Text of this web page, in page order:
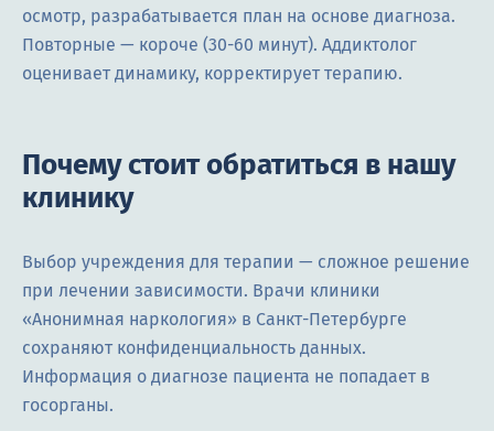
осмотр, разрабатывается план на основе диагноза.
Повторные — короче (30-60 минут). Аддиктолог
оценивает динамику, корректирует терапию.
Почему стоит обратиться в нашу
клинику
Выбор учреждения для терапии — сложное решение
при лечении зависимости. Врачи клиники
«Анонимная наркология» в Санкт-Петербурге
сохраняют конфиденциальность данных.
Информация о диагнозе пациента не попадает в
госорганы.